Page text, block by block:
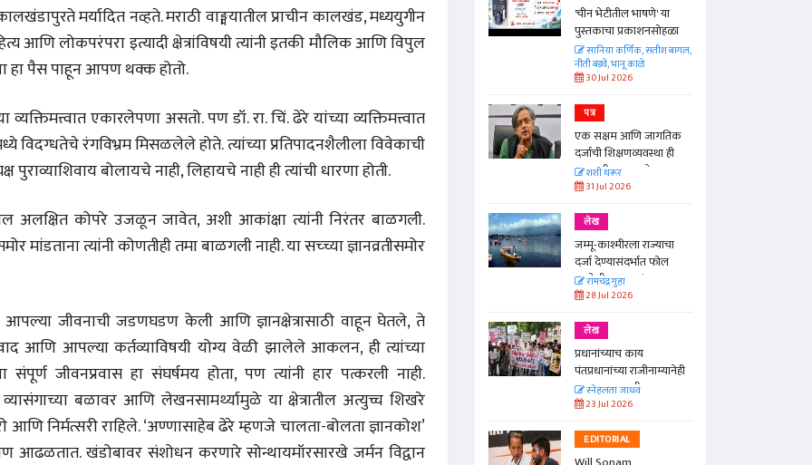
मर्यादित नव्हते. मराठी वाङ्मयातील प्राचीन कालखंड, मध्ययुगीन
आणि लोकपरंपरा इत्यादी क्षेत्रांविषयी त्यांनी इतकी मौलिक आणि विपुल
हा पैस पाहून आपण थक्क होतो.
एकारलेपणा असतो. पण डॉ. रा. चिं. ढेरे यांच्या व्यक्तिमत्त्वात
विदग्धतेचे रंगविभ्रम मिसळलेले होते. त्यांच्या प्रतिपादनशैलीला विवेकाची
पुराव्याशिवाय बोलायचे नाही, लिहायचे नाही ही त्यांची धारणा होती.
अलक्षित कोपरे उजळून जावेत, अशी आकांक्षा त्यांनी निरंतर बाळगली.
त्यांनी कोणतीही तमा बाळगली नाही. या सच्च्या ज्ञानव्रतीसमोर
आपल्या जीवनाची जडणघडण केली आणि ज्ञानक्षेत्रासाठी वाहून घेतले, ते
आणि आपल्या कर्तव्याविषयी योग्य वेळी झालेले आकलन, ही त्यांच्या
संपूर्ण जीवनप्रवास हा संघर्षमय होता, पण त्यांनी हार पत्करली नाही.
बळावर आणि लेखनसामर्थ्यामुळे या क्षेत्रातील अत्युच्च शिखरे
आणि निर्मत्सरी राहिले. ‘अण्णासाहेब ढेरे म्हणजे चालता-बोलता ज्ञानकोश’
आढळतात. खंडोबावर संशोधन करणारे सोन्थायमॉरसारखे जर्मन विद्वान
'चीन भेटीतील भाषणे' या
पुस्तकाचा प्रकाशनसोहळा
सानिया कर्णिक, सतीश बागल,
नीती बडवे, भानू काळे
30 Jul 2026
पत्र
एक सक्षम आणि जागतिक
दर्जाची शिक्षणव्यवस्था ही
काळाची गरज आहे
शशी थरूर
लेख
जम्मू-काश्मीरला राज्याचा
लेख
प्रधानांच्याच काय
पंतप्रधानांच्या राजीनाम्यानेही
प्रश्न सुटणार नाही, पण...
स्नेहलता जाधव
23 Jul 2026
मूर्त दृश्याला अमूर्ताकार
देणारा चित्रकार
सोमनाथ कोमरपंत
ज्येष्ठांचा आत्मसन्मान जपणारी
रुग्णशुश्रूषा : हॉस्पिस
डॉ. दिलीप शिंदे आणि मान्यवर
15 Jul 2026
'चीन भेटीतील भाषणे' या
पुस्तकाचा प्रकाशनसोहळा
सानिया कर्णिक, सतीश बागल,
नीती बडवे, भानू काळे
30 Jul 2026
पत्र
एक सक्षम आणि जागतिक
दर्जाची शिक्षणव्यवस्था ही
काळाची गरज आहे
शशी थरूर
31 Jul 2026
लेख
जम्मू-काश्मीरला राज्याचा
दर्जा देण्यासंदर्भात फोल
ठरलेली आश्वासनं
रामचंद्र गुहा
28 Jul 2026
लेख
प्रधानांच्याच काय
पंतप्रधानांच्या राजीनाम्यानेही
प्रश्न सुटणार नाही, पण...
स्नेहलता जाधव
23 Jul 2026
EDITORIAL